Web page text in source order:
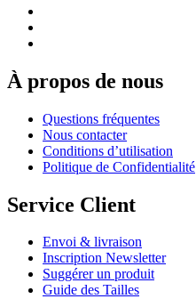
À propos de nous
Questions fréquentes
Nous contacter
Conditions d’utilisation
Politique de Confidentialité
Service Client
Envoi & livraison
Inscription Newsletter
Suggérer un produit
Guide des Tailles